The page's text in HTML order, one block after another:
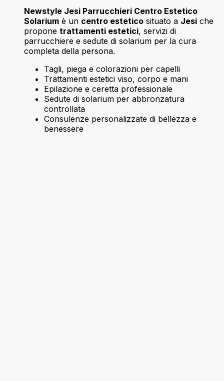
Newstyle Jesi Parrucchieri Centro Estetico
Solarium è un centro estetico situato a Jesi che
propone trattamenti estetici, servizi di
parrucchiere e sedute di solarium per la cura
completa della persona.
Tagli, piega e colorazioni per capelli
Trattamenti estetici viso, corpo e mani
Epilazione e ceretta professionale
Sedute di solarium per abbronzatura
controllata
Consulenze personalizzate di bellezza e
benessere